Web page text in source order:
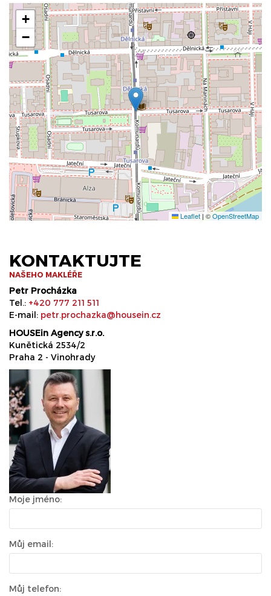
+
−
Leaflet | ©OpenStreetMap
KONTAKTUJTE
NAŠEHO MAKLÉŘE
Petr Procházka
Tel.: +420 777 211 511
E-mail: petr.prochazka@housein.cz
HOUSEin Agency s.r.o.
Kunětická 2534/2
Praha 2 - Vinohrady
Moje jméno:
Můj email:
Můj telefon: